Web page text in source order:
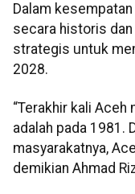
Dalam
secara historis
strategis untuk
2028.
“Terakhir kali Aceh
adalah pada 1981.
masyarakatnya,
demikian Ahmad